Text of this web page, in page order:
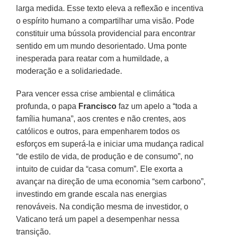
larga medida. Esse texto eleva a reflexão e incentiva
o espírito humano a compartilhar uma visão. Pode
constituir uma bússola providencial para encontrar
sentido em um mundo desorientado. Uma ponte
inesperada para reatar com a humildade, a
moderação e a solidariedade.
Para vencer essa crise ambiental e climática
profunda, o papa Francisco faz um apelo a “toda a
família humana”, aos crentes e não crentes, aos
católicos e outros, para empenharem todos os
esforços em superá-la e iniciar uma mudança radical
“de estilo de vida, de produção e de consumo”, no
intuito de cuidar da “casa comum”. Ele exorta a
avançar na direção de uma economia “sem carbono”,
investindo em grande escala nas energias
renováveis. Na condição mesma de investidor, o
Vaticano terá um papel a desempenhar nessa
transição.